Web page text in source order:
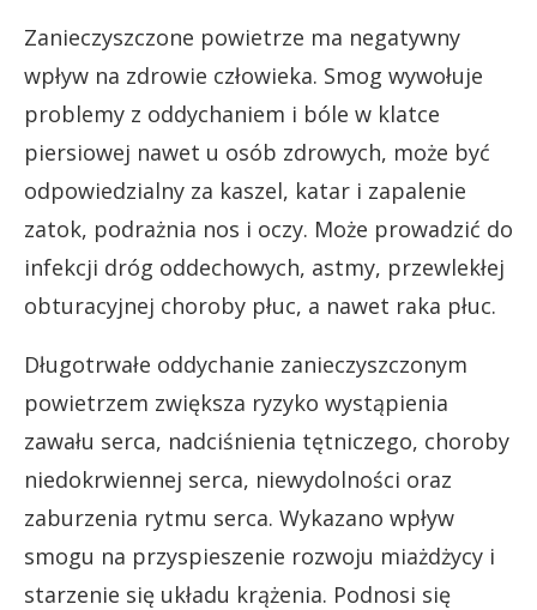
Zanieczyszczone powietrze ma negatywny
wpływ na zdrowie człowieka. Smog wywołuje
problemy z oddychaniem i bóle w klatce
piersiowej nawet u osób zdrowych, może być
odpowiedzialny za kaszel, katar i zapalenie
zatok, podrażnia nos i oczy. Może prowadzić do
infekcji dróg oddechowych, astmy, przewlekłej
obturacyjnej choroby płuc, a nawet raka płuc.
Długotrwałe oddychanie zanieczyszczonym
powietrzem zwiększa ryzyko wystąpienia
zawału serca, nadciśnienia tętniczego, choroby
niedokrwiennej serca, niewydolności oraz
zaburzenia rytmu serca. Wykazano wpływ
smogu na przyspieszenie rozwoju miażdżycy i
starzenie się układu krążenia. Podnosi się